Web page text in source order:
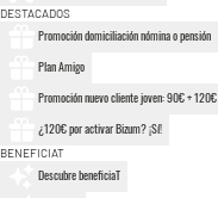
DESTACADOS
Promoción domiciliación nómina o pensión
Plan Amigo
Promoción nuevo cliente joven: 90€ + 120€
¿120€ por activar Bizum? ¡Sí!
BENEFICIAT
Descubre beneficiaT